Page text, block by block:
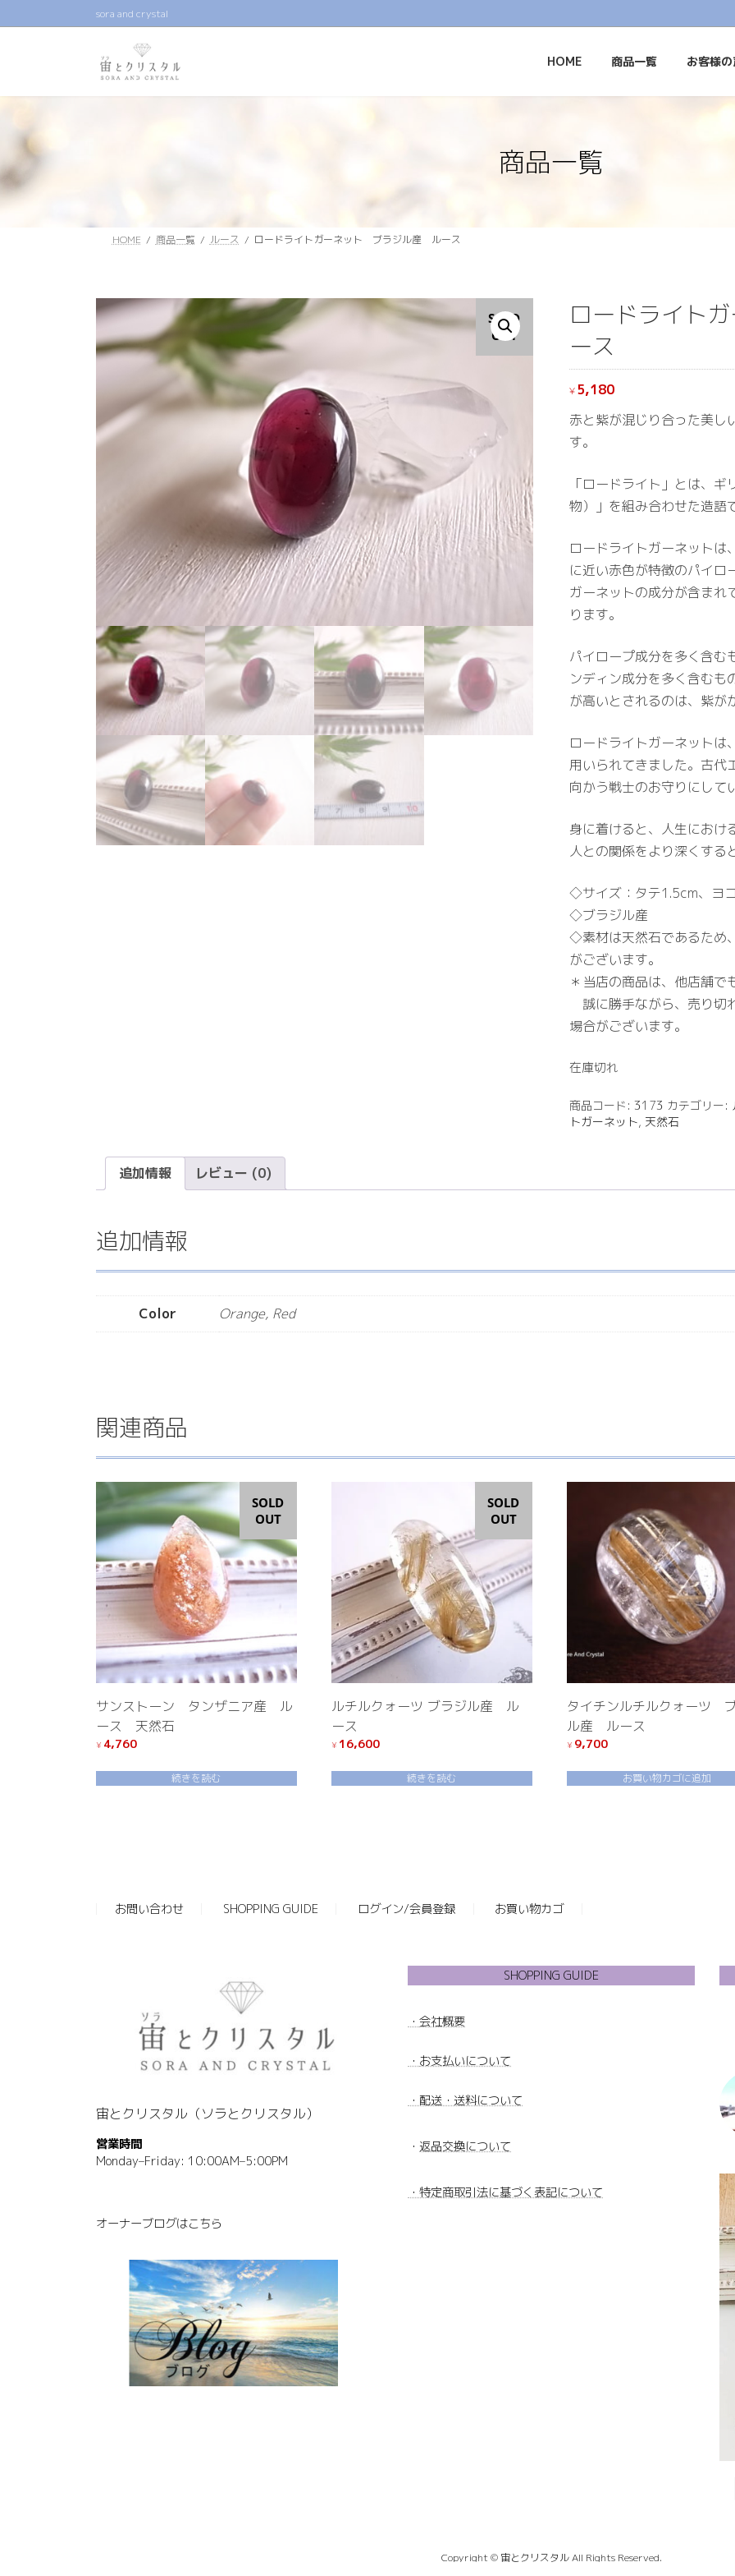
ン
ビ
sora and crystal
HOME 商品一覧 お客様
商品一覧
HOME 商品一覧 ルース ロードライトガーネット ブラジル産 ルース
SOLD
OUT
ロードライト
ース
¥5,180
赤と紫が混じり合った美し
す。
「ロードライト」とは、
物）」を組み合わせた造語
ロードライトガーネットは
に近い赤色が特徴のパイロ
ガーネットの成分が含まれ
ります。
パイロープ成分を多く含む
ンディン成分を多く含むも
が高いとされるのは、紫が
ロードライトガーネットは
用いられてきました。古代
向かう戦士のお守りにして
身に着けると、人生におけ
人との関係をより深くする
◇サイズ：タテ1.5cm、ヨ
◇ブラジル産
◇素材は天然石であるため
がございます。
＊当店の商品は、他店舗で
誠に勝手ながら、売り切
場合がございます。
在庫切れ
商品コード:3173 カテゴリー:
トガーネット, 天然石
追加情報 レビュー (0)
追加情報
Color Orange, Red
関連商品
SOLD
OUT
サンストーン タンザニア産 ル
ース 天然石
¥ 4,760
続きを読む
SOLD
OUT
ルチルクォーツ ブラジル産 ル
ース
¥ 16,600
続きを読む
タイチンルチルクォーツ
ル産 ルース
¥ 9,700
お買い物カゴに追加
お問い合わせ SHOPPING GUIDE ログイン/会員登録 お買い物カゴ
宙とクリスタル（ソラとクリスタル）
営業時間
Monday–Friday: 10:00AM–5:00PM
オーナーブログはこちら
SHOPPING GUIDE
・ 会社概要
・ お支払いについて
・配送・送料について
・ 返品交換について
・特定商取引法に基づく表記について
Copyright © 宙とクリスタル All Rights Reserved.